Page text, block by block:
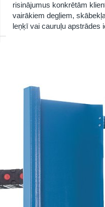
risinājumus konkrētām
vairākiem degļiem,
leņķī vai cauruļu apstrādes